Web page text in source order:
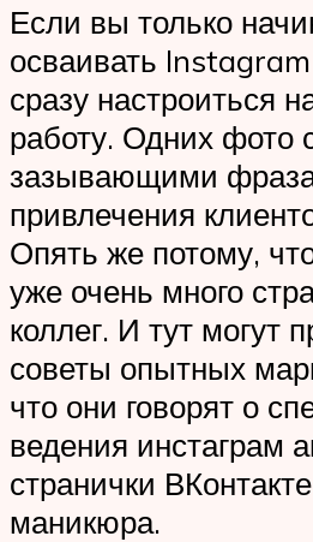
Если вы только
осваивать
сразу настроиться
работу. Одних фото
зазывающими
привлечения
Опять же потому,
уже очень много
коллег. И тут могут
советы опытных
что они говорят о
ведения инстаграм
странички
маникюра.